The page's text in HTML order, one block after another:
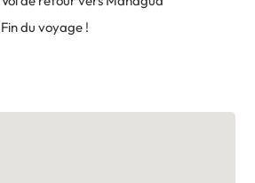
Fin du voyage !